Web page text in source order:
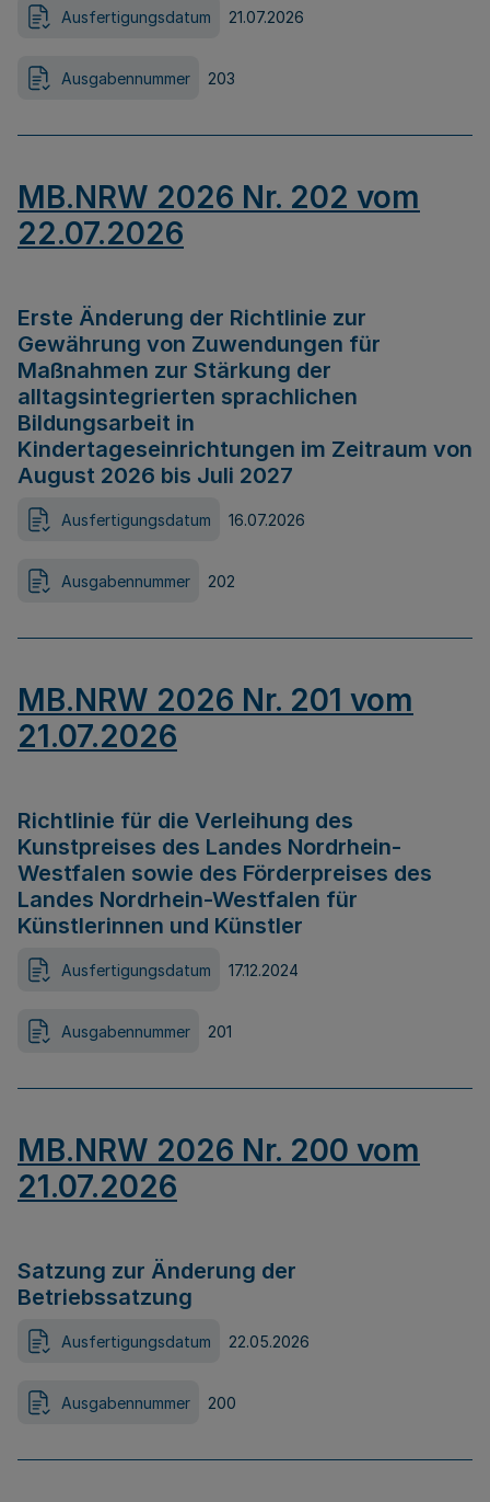
Ausfertigungsdatum 21.07.2026
Ausgabennummer 203
MB.NRW 2026 Nr. 202 vom
22.07.2026
Erste Änderung der Richtlinie zur
Gewährung von Zuwendungen für
Maßnahmen zur Stärkung der
alltagsintegrierten sprachlichen
Bildungsarbeit in
Kindertageseinrichtungen im Zeitraum von
August 2026 bis Juli 2027
Ausfertigungsdatum 16.07.2026
Ausgabennummer 202
MB.NRW 2026 Nr. 201 vom
21.07.2026
Richtlinie für die Verleihung des
Kunstpreises des Landes Nordrhein-
Westfalen sowie des Förderpreises des
Landes Nordrhein-Westfalen für
Künstlerinnen und Künstler
Ausfertigungsdatum 17.12.2024
Ausgabennummer 201
MB.NRW 2026 Nr. 200 vom
21.07.2026
Satzung zur Änderung der
Betriebssatzung
Ausfertigungsdatum 22.05.2026
Ausgabennummer 200